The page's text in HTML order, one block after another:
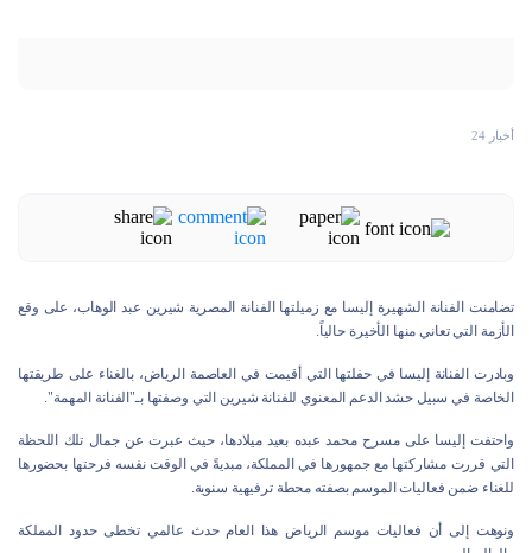
أخبار 24
تضامنت الفنانة الشهيرة إليسا مع زميلتها الفنانة المصرية شيرين عبد الوهاب، على وقع
الأزمة التي تعاني منها الأخيرة حالياً.
وبادرت الفنانة إليسا في حفلتها التي أقيمت في العاصمة الرياض، بالغناء على طريقتها
الخاصة في سبيل حشد الدعم المعنوي للفنانة شيرين التي وصفتها بـ"الفنانة المهمة".
واحتفت إليسا على مسرح محمد عبده بعيد ميلادها، حيث عبرت عن جمال تلك اللحظة
التي قررت مشاركتها مع جمهورها في المملكة، مبديةً في الوقت نفسه فرحتها بحضورها
للغناء ضمن فعاليات الموسم بصفته محطة ترفيهية سنوية.
ونوهت إلى أن فعاليات موسم الرياض هذا العام حدث عالمي تخطى حدود المملكة